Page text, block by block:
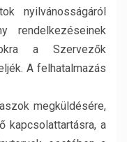
nyilvánosságáról
rendelkezéseinek
a Szervezők
A felhatalmazás
megküldésére,
kapcsolattartásra, a